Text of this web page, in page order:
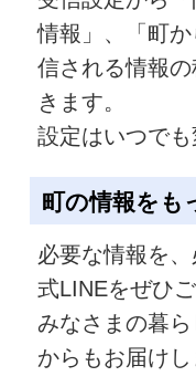
情報」、「町
信される情報
きます。
設定はいつでも
町の情報をも
必要な情報を
式LINEをぜひ
みなさまの暮
からもお届けし